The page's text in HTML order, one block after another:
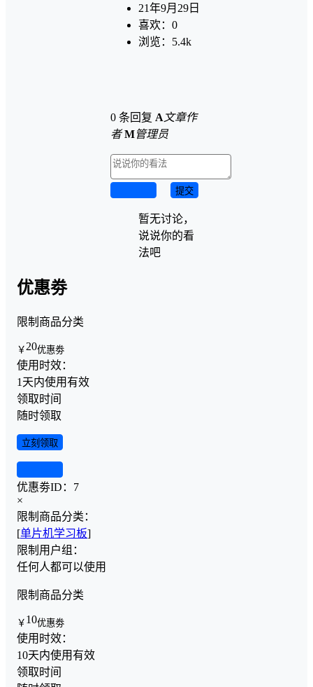
21年9月29日
喜欢： 0
浏览： 5.4k
0 条回复 A 文章作
者 M管理员
提交
暂无讨论，
说说你的看
法吧
优惠劵
限制商品分类
￥ 20优惠劵
使用时效：
1天内使用有效
领取时间
随时领取
立刻领取
优惠劵ID： 7
×
限制商品分类：
[单片机学习板]
限制用户组：
任何人都可以使用
限制商品分类
￥ 10优惠劵
使用时效：
10天内使用有效
领取时间